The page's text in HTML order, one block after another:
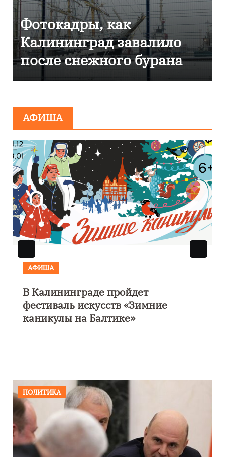
Фоторепортаж как в
Калининграде
эвакуировали ТЦ из-за
сообщения о
АФИША
АФИША
В Калининграде пройдет
фестиваль искусств «Зимние
каникулы на Балтике»
ПОЛИТИКА